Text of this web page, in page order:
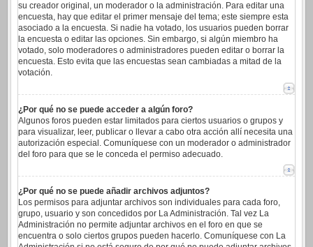
su creador original, un moderador o la administración. Para editar una
encuesta, hay que editar el primer mensaje del tema; este siempre esta
asociado a la encuesta. Si nadie ha votado, los usuarios pueden borrar
la encuesta o editar las opciones. Sin embargo, si algún miembro ha
votado, solo moderadores o administradores pueden editar o borrar la
encuesta. Esto evita que las encuestas sean cambiadas a mitad de la
votación.
¿Por qué no se puede acceder a algún foro?
Algunos foros pueden estar limitados para ciertos usuarios o grupos y
para visualizar, leer, publicar o llevar a cabo otra acción allí necesita una
autorización especial. Comuníquese con un moderador o administrador
del foro para que se le conceda el permiso adecuado.
¿Por qué no se puede añadir archivos adjuntos?
Los permisos para adjuntar archivos son individuales para cada foro,
grupo, usuario y son concedidos por La Administración. Tal vez La
Administración no permite adjuntar archivos en el foro en que se
encuentra o solo ciertos grupos pueden hacerlo. Comuníquese con La